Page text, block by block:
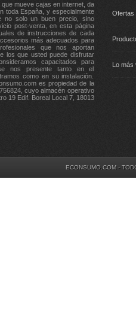
mueve cajas en internet, da
toda España, y especialmente
no solo un buen precio, sino
post-venta, en esta página
de instrucciones de cada
más adecuados para
que nos aportan
los que usted puede disfrutar
capacitados para
nos presente tanto en el
como en su instalación.
es propiedad de la
cuyo almacén operativo
19 Edif. Boreal Local 7, 18013
Ofertas
Lo
ECONSUMO.COM -